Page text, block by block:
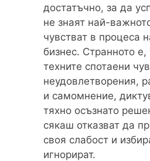
достатъчно, за да
не знаят най-
чувстват в процеса
бизнес. Странното
техните спотаени
неудовлетворения,
и самомнение,
тяхно осъзнато
сякаш отказват да
своя слабост и
игнорират.